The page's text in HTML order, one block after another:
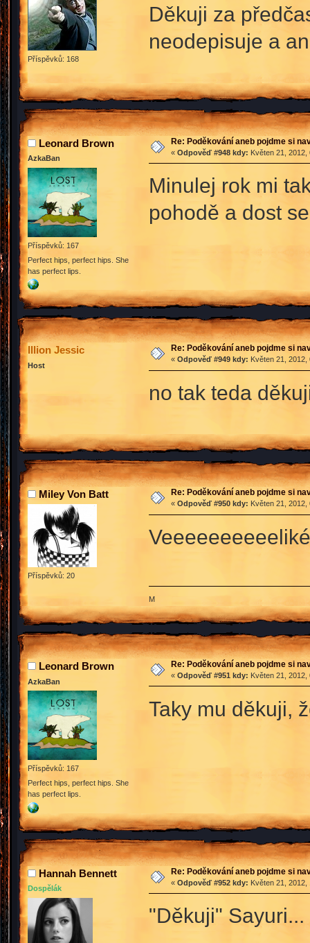
Příspěvků: 168
Děkuji za
neodepisuje a
Leonard Brown
AzkaBan
Příspěvků: 167
Perfect hips, perfect hips. She
has perfect lips.
Re: Poděkování aneb pojdme si
« Odpověď #948 kdy: Květen 21, 2012,
Minulej rok mi
pohodě a dost
Illion Jessic
Host
Re: Poděkování aneb pojdme si
« Odpověď #949 kdy: Květen 21,
no tak teda
Miley Von Batt
Příspěvků: 20
Re: Poděkování aneb pojdme si
« Odpověď #950 kdy: Květen 21,
M
Leonard Brown
AzkaBan
Příspěvků: 167
Perfect hips, perfect hips. She
has perfect lips.
Re: Poděkování aneb pojdme si
« Odpověď #951 kdy: Květen 21, 2012,
Taky mu děkuji,
Hannah Bennett
Dospělák
Re: Poděkování aneb pojdme si
« Odpověď #952 kdy: Květen 21, 2012,
"Děkuji"